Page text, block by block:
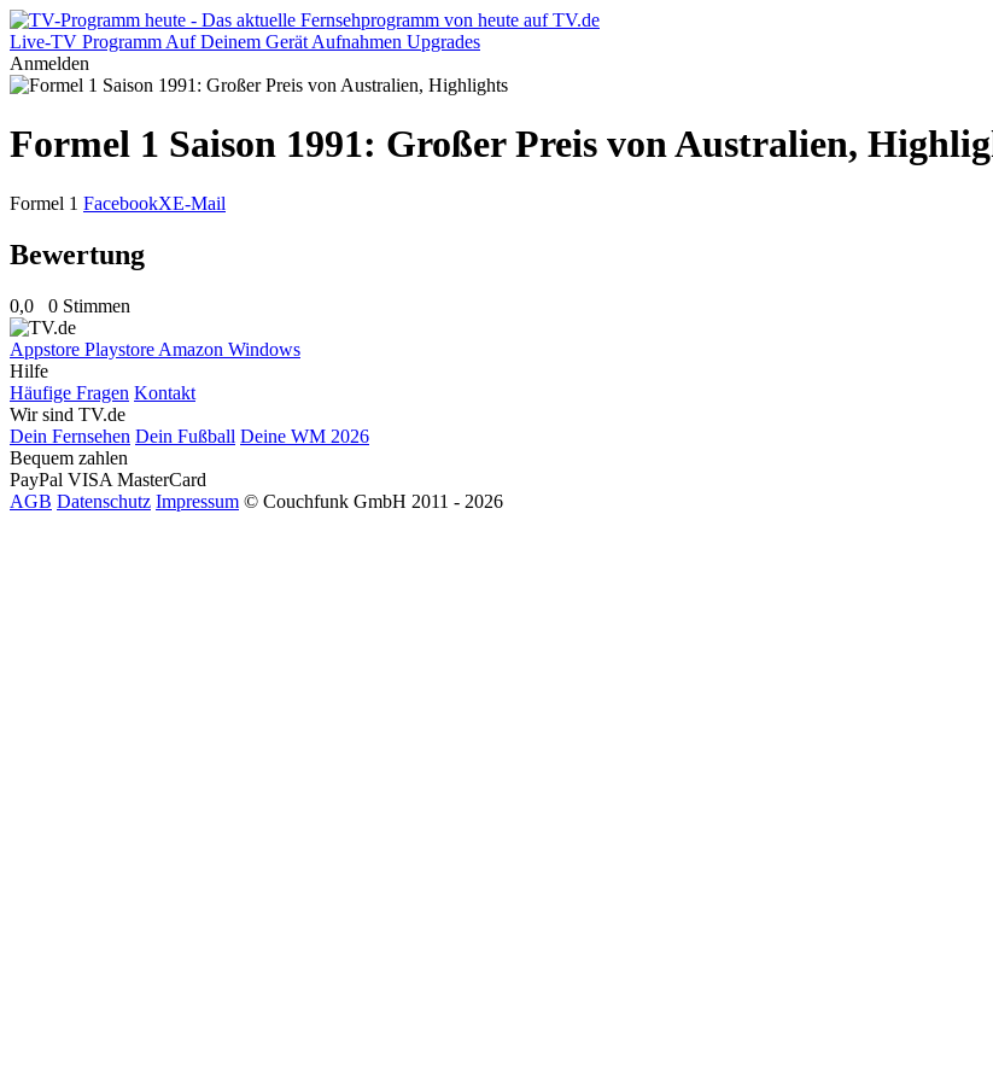
Live-TV Programm Auf Deinem Gerät Aufnahmen Upgrades
Anmelden
Formel 1 Saison 1991: Großer Preis von Australien,
Formel 1 FacebookXE-Mail
Bewertung
0,0 0 Stimmen
Appstore Playstore Amazon Windows
Hilfe
Häufige Fragen Kontakt
Wir sind TV.de
Dein Fernsehen Dein Fußball Deine WM 2026
Bequem zahlen
PayPal VISA MasterCard
AGB Datenschutz Impressum © Couchfunk GmbH 2011 - 2026